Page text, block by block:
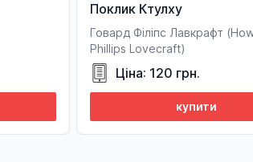
Поклик Ктулху
Говард Філіпс Лавкрафт
Phillips Lovecraft)
Ціна: 120 грн.
купити